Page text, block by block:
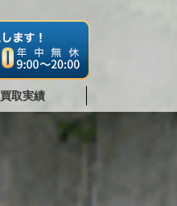
買取実績